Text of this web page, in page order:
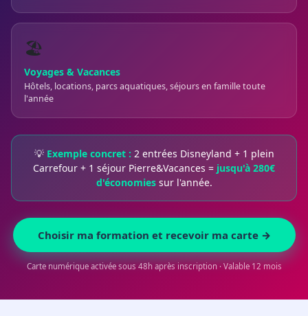
🏖️
Voyages & Vacances
Hôtels, locations, parcs aquatiques, séjours en famille toute
l'année
💡 Exemple concret : 2 entrées Disneyland + 1 plein
Carrefour + 1 séjour Pierre&Vacances = jusqu'à 280€
d'économiessur l'année.
Choisir ma formation et recevoir ma carte →
Carte numérique activée sous 48h après inscription · Valable 12 mois